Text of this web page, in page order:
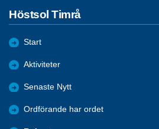
Höstsol Timrå
Start
Aktiviteter
Senaste Nytt
Ordförande har ordet